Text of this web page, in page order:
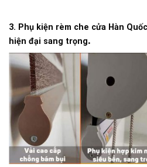
3. Phụ kiện rèm che cửa Hàn
hiện đại sang trọng.